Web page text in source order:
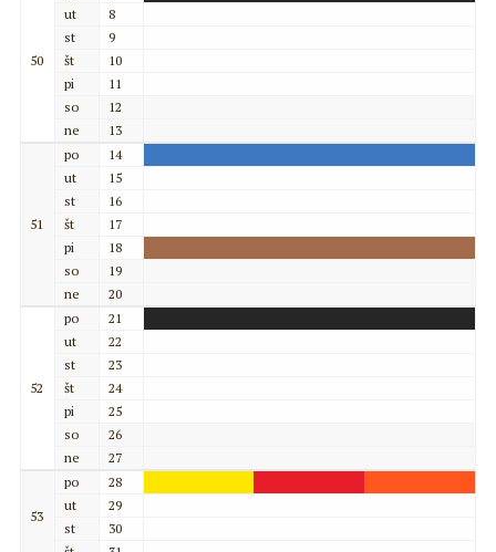
50
ut
8
st
9
št
10
pi
11
so
12
ne
13
51
po
14
ut
15
st
16
št
17
pi
18
so
19
ne
20
52
po
21
ut
22
st
23
št
24
pi
25
so
26
ne
27
53
po
28
ut
29
st
30